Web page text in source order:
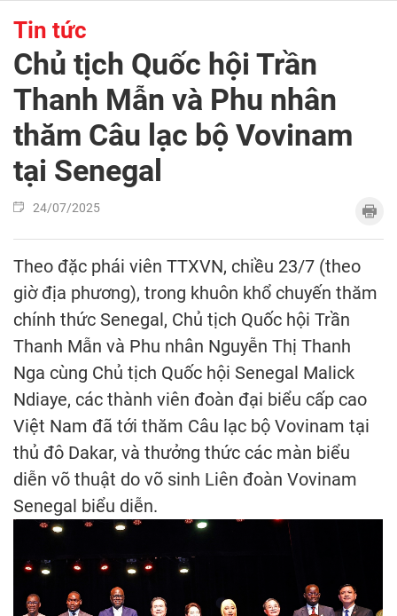
Tin tức
Chủ tịch Quốc hội Trần
Thanh Mẫn và Phu nhân
thăm Câu lạc bộ Vovinam
tại Senegal
24/07/2025
Theo đặc phái viên TTXVN, chiều 23/7 (theo
giờ địa phương), trong khuôn khổ chuyến thăm
chính thức Senegal, Chủ tịch Quốc hội Trần
Thanh Mẫn và Phu nhân Nguyễn Thị Thanh
Nga cùng Chủ tịch Quốc hội Senegal Malick
Ndiaye, các thành viên đoàn đại biểu cấp cao
Việt Nam đã tới thăm Câu lạc bộ Vovinam tại
thủ đô Dakar, và thưởng thức các màn biểu
diễn võ thuật do võ sinh Liên đoàn Vovinam
Senegal biểu diễn.